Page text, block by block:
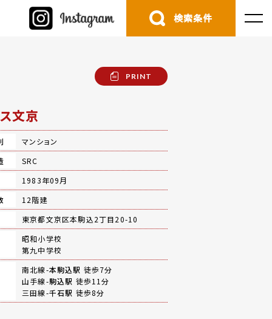
検索条件
PRINT
文京
マンション
SRC
1983年09月
12階建
東京都文京区本駒込2丁目20-10
昭和小学校
第九中学校
南北線-本駒込駅 徒歩7分
山手線-駒込駅 徒歩11分
三田線-千石駅 徒歩8分